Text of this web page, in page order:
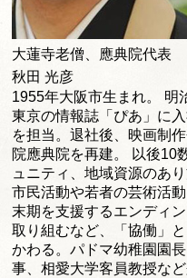
大蓮寺老僧、應典院代表
秋田 光彦
1955年大阪市生まれ。 明
東京の情報誌「ぴあ」に
を担当。退社後、映画制
院應典院を再建。 以後10
ュニティ、地域資源のあ
市民活動や若者の芸術活
末期を支援するエンディ
取り組むなど、「協働」
かわる。パドマ幼稚園園
事、相愛大学客員教授な